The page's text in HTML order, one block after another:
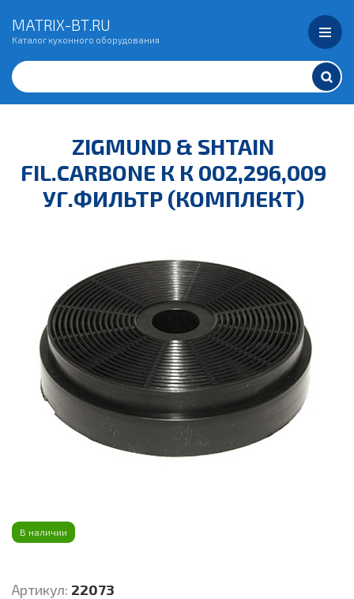
MATRIX-BT.RU
Каталог кухонного оборудования
ZIGMUND & SHTAIN
FIL.CARBONE К К 002,296,009
УГ.ФИЛЬТР (КОМПЛЕКТ)
В наличии
Артикул: 22073